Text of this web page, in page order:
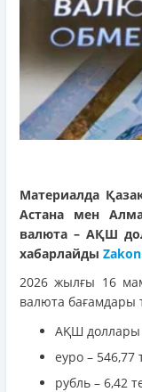
Материалда
Астана мен
валюта – АҚШ
хабарлайды
2026 жылғы 16
валюта бағамдары
АҚШ доллары
еуро – 546,77
рубль – 6,42